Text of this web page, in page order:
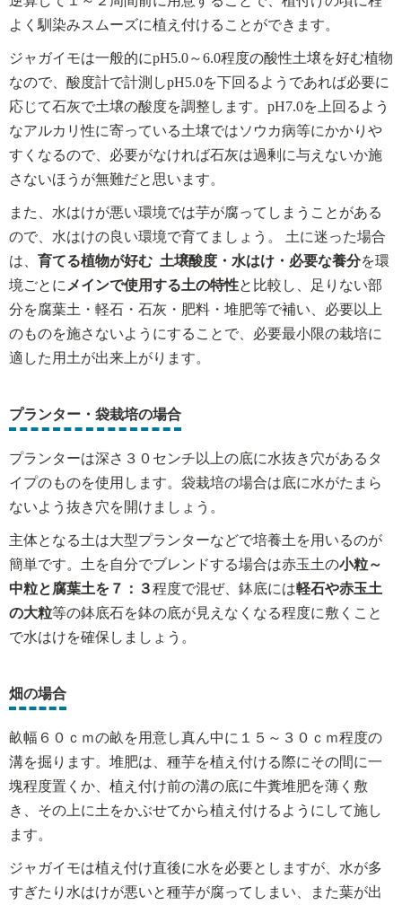
よく馴染みスムーズに植え付けることができます。
ジャガイモは一般的にpH5.0～6.0程度の酸性土壌を好む植物
なので、酸度計で計測しpH5.0を下回るようであれば必要に
応じて石灰で土壌の酸度を調整します。pH7.0を上回るよう
なアルカリ性に寄っている土壌ではソウカ病等にかかりや
すくなるので、必要がなければ石灰は過剰に与えないか施
さないほうが無難だと思います。
また、水はけが悪い環境では芋が腐ってしまうことがある
ので、水はけの良い環境で育てましょう。 土に迷った場合
は、 育てる植物が好む 土壌酸度・水はけ・必要な養分を環
境ごとに メインで使用する土の特性と比較し、足りない部
分を腐葉土・軽石・石灰・肥料・堆肥等で補い、必要以上
のものを施さないようにすることで、必要最小限の栽培に
適した用土が出来上がります。
プランター・袋栽培の場合
プランターは深さ３０センチ以上の底に水抜き穴があるタ
イプのものを使用します。袋栽培の場合は底に水がたまら
ないよう抜き穴を開けましょう。
主体となる土は大型プランターなどで培養土を用いるのが
簡単です。土を自分でブレンドする場合は赤玉土の小粒～
中粒と腐葉土を７：３程度で混ぜ、鉢底には軽石や赤玉土
の大粒等の鉢底石を鉢の底が見えなくなる程度に敷くこと
で水はけを確保しましょう。
畑の場合
畝幅６０ｃｍの畝を用意し真ん中に１５～３０ｃｍ程度の
溝を掘ります。堆肥は、種芋を植え付ける際にその間に一
塊程度置くか、植え付け前の溝の底に牛糞堆肥を薄く敷
き、その上に土をかぶせてから植え付けるようにして施し
ます。
ジャガイモは植え付け直後に水を必要としますが、水が多
すぎたり水はけが悪いと種芋が腐ってしまい、また葉が出